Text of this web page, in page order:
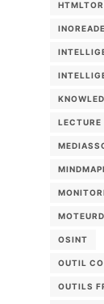
LECTURE
OSINT
OUTIL
OUTILS